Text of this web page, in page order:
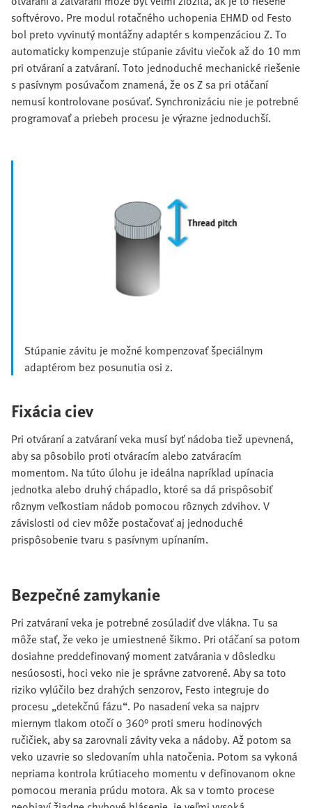
softvérovo. Pre modul rotačného uchopenia EHMD od Festo
bol preto vyvinutý montážny adaptér s kompenzáciou Z. To
automaticky kompenzuje stúpanie závitu viečok až do 10 mm
pri otváraní a zatváraní. Toto jednoduché mechanické riešenie
s pasívnym posúvačom znamená, že os Z sa pri otáčaní
nemusí kontrolovane posúvať. Synchronizáciu nie je potrebné
programovať a priebeh procesu je výrazne jednoduchší.
Stúpanie závitu je možné kompenzovať špeciálnym
adaptérom bez posunutia osi z.
Fixácia ciev
Pri otváraní a zatváraní veka musí byť nádoba tiež upevnená,
aby sa pôsobilo proti otváracím alebo zatváracím
momentom. Na túto úlohu je ideálna napríklad upínacia
jednotka alebo druhý chápadlo, ktoré sa dá prispôsobiť
rôznym veľkostiam nádob pomocou rôznych zdvihov. V
závislosti od ciev môže postačovať aj jednoduché
prispôsobenie tvaru s pasívnym upínaním.
Bezpečné zamykanie
Pri zatváraní veka je potrebné zosúladiť dve vlákna. Tu sa
môže stať, že veko je umiestnené šikmo. Pri otáčaní sa potom
dosiahne preddefinovaný moment zatvárania v dôsledku
nesúososti, hoci veko nie je správne zatvorené. Aby sa toto
riziko vylúčilo bez drahých senzorov, Festo integruje do
procesu „detekčnú fázu“. Po nasadení veka sa najprv
miernym tlakom otočí o 360° proti smeru hodinových
ručičiek, aby sa zarovnali závity veka a nádoby. Až potom sa
veko uzavrie so sledovaním uhla natočenia. Potom sa vykoná
nepriama kontrola krútiaceho momentu v definovanom okne
pomocou merania prúdu motora. Ak sa v tomto procese